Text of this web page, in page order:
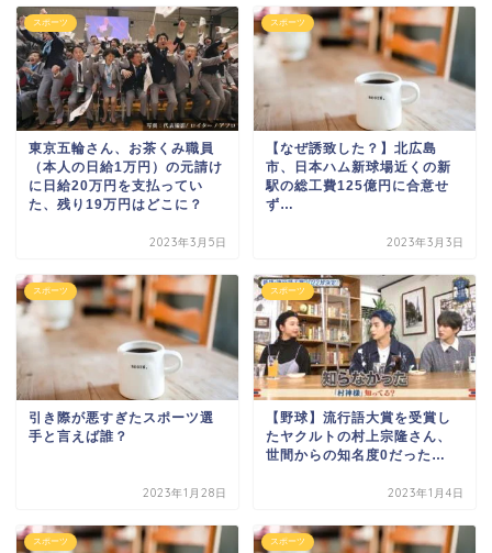
スポーツ
東京五輪さん、お茶くみ職員
（本人の日給1万円）の元請け
に日給20万円を支払ってい
た、残り19万円はどこに？
2023年3月5日
スポーツ
【なぜ誘致した？】北広島
市、日本ハム新球場近くの新
駅の総工費125億円に合意せ
ず…
2023年3月3日
スポーツ
引き際が悪すぎたスポーツ選
手と言えば誰？
2023年1月28日
スポーツ
【野球】流行語大賞を受賞し
たヤクルトの村上宗隆さん、
世間からの知名度0だった…
2023年1月4日
スポーツ スポーツ